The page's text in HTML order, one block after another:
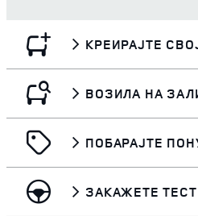
КРЕИРАЈТЕ
ВОЗИЛА НА
ПОБАРАЈТЕ
ЗАКАЖЕТЕ